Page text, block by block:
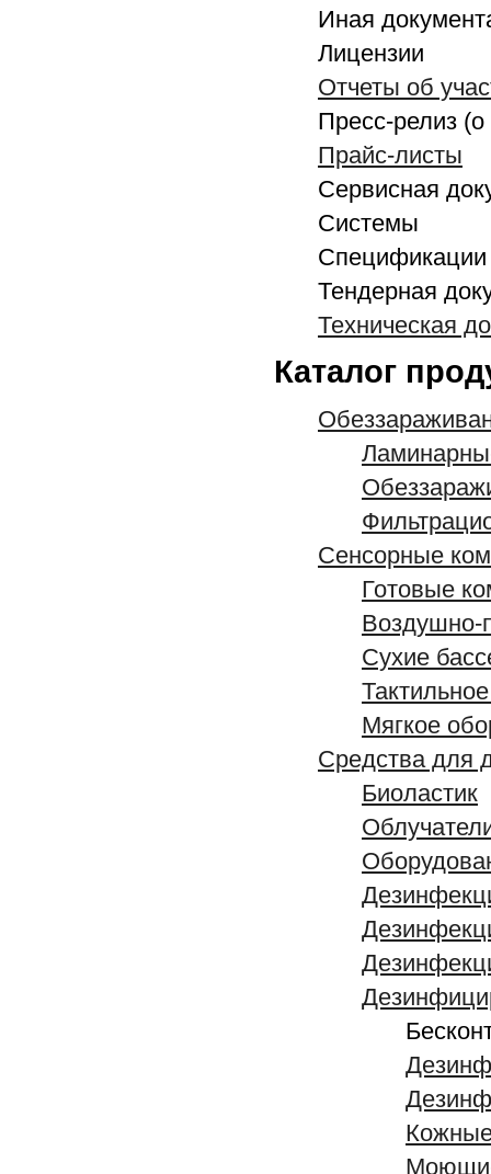
Иная
Лицензии
Отчеты об
Пресс-релиз
Прайс-листы
Сервисная
Системы
Спецификации
Тендерная
Техническая
Каталог
Сенсорные
Готовые
Воздушно-
Сухие
Мягкое
Средства для
Биоластик